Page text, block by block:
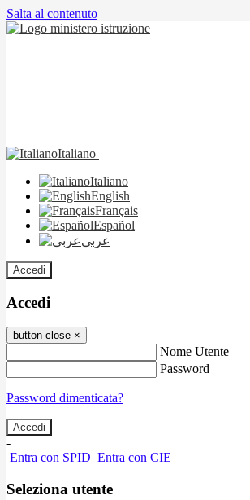
Salta al contenuto
Italiano
Italiano
English
Français
Español
عربى
Accedi
Accedi
button close ×
Nome Utente
Password
Password dimenticata?
-
Entra con SPID Entra con CIE
Seleziona utente